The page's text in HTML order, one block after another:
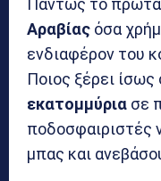
Πάντως το
Αραβίας όσα
ενδιαφέρον του
Ποιος ξέρει
εκατομμύρια σε
ποδοσφαιριστές
μπας και